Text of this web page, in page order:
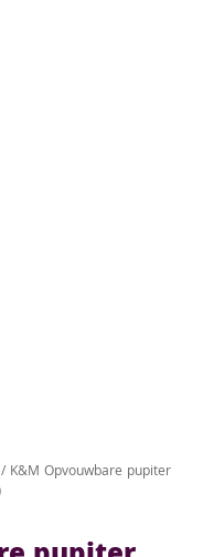
K&M Opvouwbare pupiter